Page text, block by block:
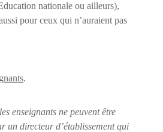
nationale ou ailleurs),
pour ceux qui n’auraient pas
.
enseignants ne peuvent être
un directeur d’établissement qui